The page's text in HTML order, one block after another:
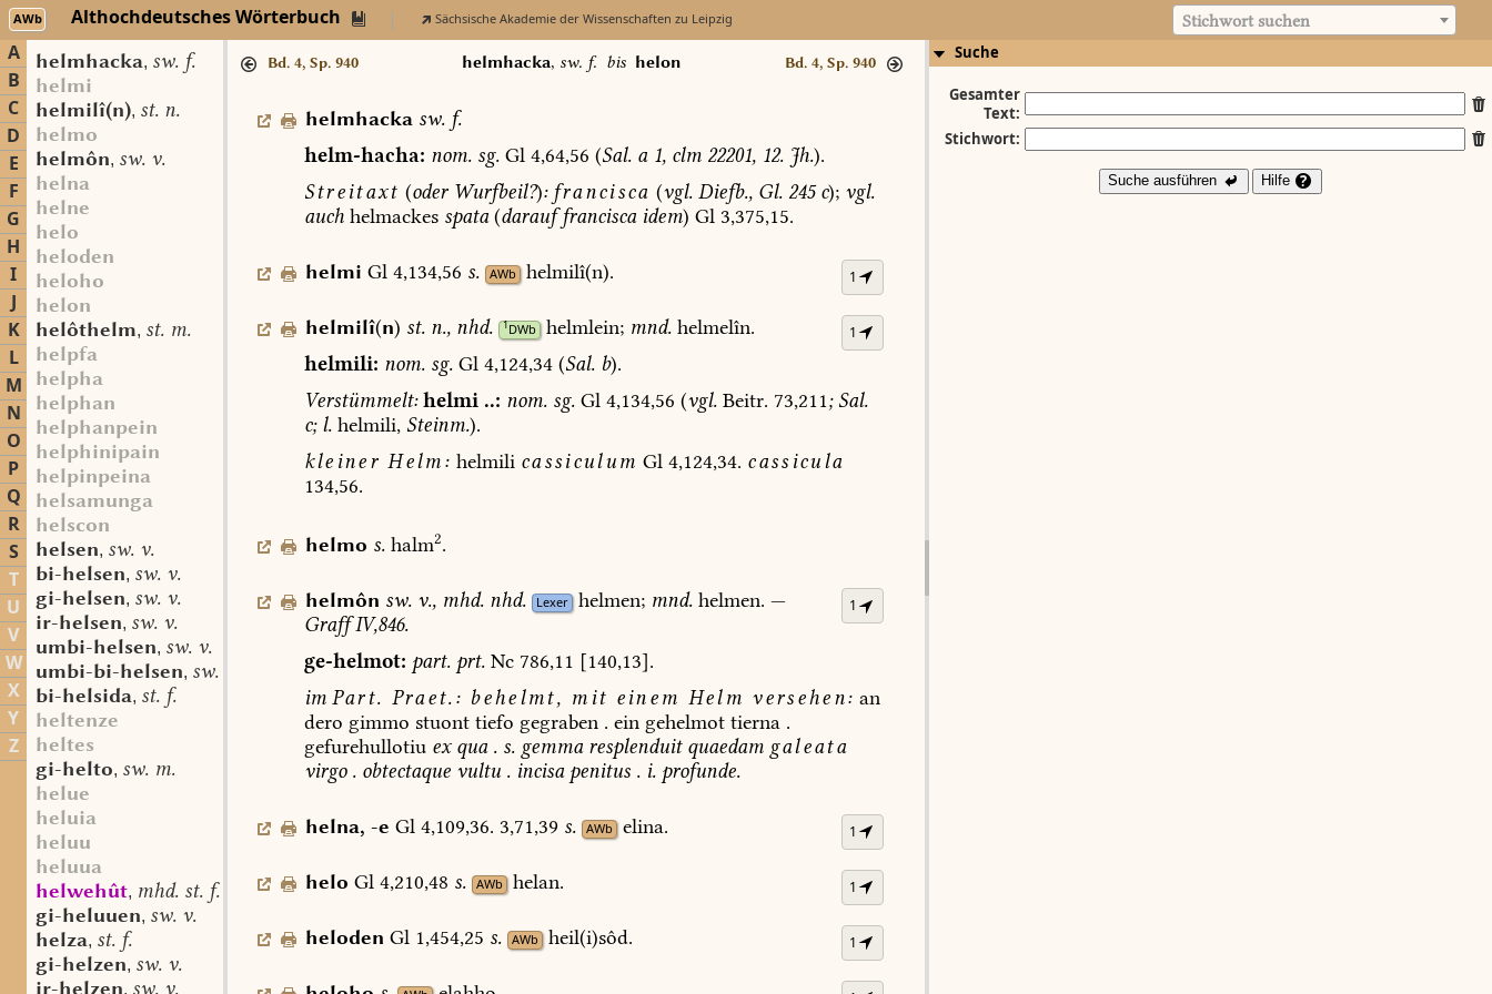
AWb Althochdeutsches Wörterbuch Sächsische Akademie der Wissenschaften zu Leipzig Stichwort suchen
A
B
C
D
E
F
G
H
I
J
K
L
M
N
O
P
Q
R
S
T
U
V
W
X
Y
Z
helmhacka, sw. f.
helmi
helmilî(n), st. n.
helmo
helmôn, sw. v.
helna
helne
helo
heloden
heloho
helon
helôthelm, st. m.
helpfa
helpha
helphan
helphanpein
helphinipain
helpinpeina
helsamunga
helscon
helsen, sw. v.
bi-helsen, sw. v.
gi-helsen, sw. v.
ir-helsen, sw. v.
umbi-helsen, sw. v.
umbi-bi-helsen, sw. v.
bi-helsida, st. f.
heltenze
heltes
gi-helto, sw. m.
helue
heluia
heluu
heluua
helwehût, mhd. st. f.
gi-heluuen, sw. v.
helza, st. f.
gi-helzen, sw. v.
ir-helzen, sw. v.
Bd. 4, Sp. 940 helmhacka, sw. f.bis helon Bd. 4, Sp. 940
helmhacka sw. f.
helm-hacha: nom.sg.Gl4,64,56 (Sal.a1,clm22201, 12.Jh.).
Streitaxt (oderWurfbeil?): francisca (vgl.Diefb., Gl.245c); vgl.
auchhelmackes spata(darauffrancisca idem) Gl3,375,15.
1
helmi Gl 4,134,56 s. AWb helmilî(n).
1
helmilî(n) st. n., nhd. 1DWb helmlein; mnd.helmelîn.
helmili: nom.sg.Gl4,124,34(Sal.b).
Verstümmelt: helmi..: nom.sg.Gl4,134,56 (vgl.Beitr. 73,211;Sal.
c;l.helmili, Steinm.).
kleiner Helm: helmili cassiculum Gl 4,124,34. cassicula
134,56.
helmo s. halm2.
1
helmôn sw. v., mhd. nhd. Lexer helmen; mnd.helmen. —
GraffIV,846.
ge-helmot: part.prt.Nc786,11 [140,13].
im Part. Praet.: behelmt, mit einem Helm versehen: an
dero gimmo stuonttiefo gegraben. ein gehelmottierna.
gefurehullotiu exqua.s.gemma resplenduitquaedam galeata
virgo.obtectaquevultu.incisa penitus.i.profunde.
1
helna, -e Gl 4,109,36. 3,71,39 s. AWb elina.
1
helo Gl 4,210,48 s. AWb helan.
1
heloden Gl 1,454,25 s. AWb heil(i)sôd.
Suche
Gesamter
Text:
Stichwort:
Suche ausführen Hilfe